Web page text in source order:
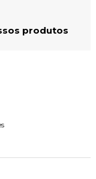
produtos